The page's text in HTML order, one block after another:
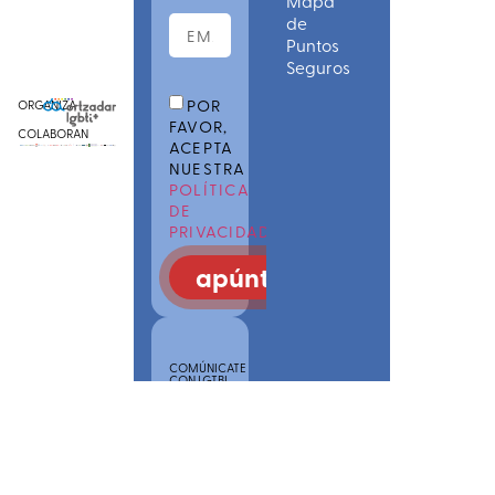
ORGANIZA
COLABORAN
POR
FAVOR,
ACEPTA
NUESTRA
POLÍTICA
DE
PRIVACIDAD
apúntate
COMÚNICATE
CON LGTBI
de
Puntos
Seguros